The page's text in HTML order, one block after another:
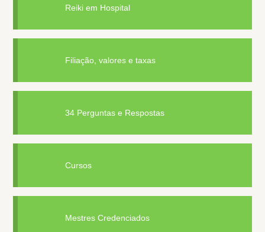
Reiki em Hospital
Filiação, valores e taxas
34 Perguntas e Respostas
Cursos
Mestres Credenciados